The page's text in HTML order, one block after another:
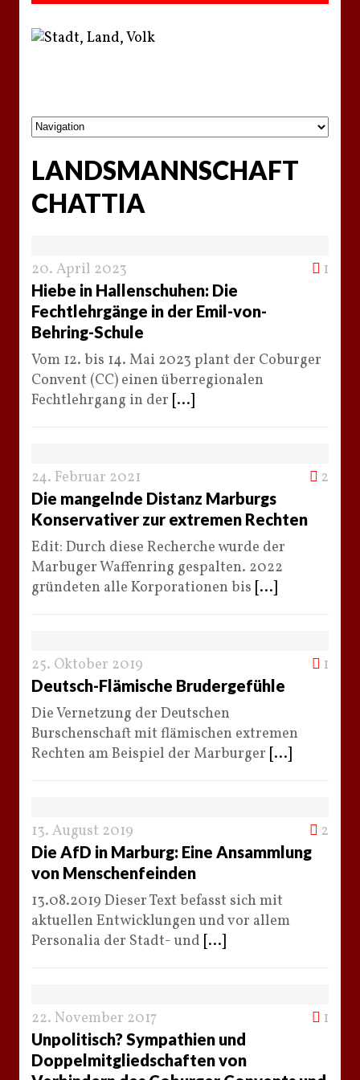
LANDSMANNSCHAFT
CHATTIA
20. April 2023 1
Hiebe in Hallenschuhen: Die
Fechtlehrgänge in der Emil-von-
Behring-Schule
Vom 12. bis 14. Mai 2023 plant der Coburger
Convent (CC) einen überregionalen
Fechtlehrgang in der [...]
24. Februar 2021 2
Die mangelnde Distanz Marburgs
Konservativer zur extremen Rechten
Edit: Durch diese Recherche wurde der
Marbuger Waffenring gespalten. 2022
gründeten alle Korporationen bis [...]
25. Oktober 2019 1
Deutsch-Flämische Brudergefühle
Die Vernetzung der Deutschen
Burschenschaft mit flämischen extremen
Rechten am Beispiel der Marburger [...]
13. August 2019 2
Die AfD in Marburg: Eine Ansammlung
von Menschenfeinden
13.08.2019 Dieser Text befasst sich mit
aktuellen Entwicklungen und vor allem
Personalia der Stadt- und [...]
22. November 2017 1
Unpolitisch? Sympathien und
Doppelmitgliedschaften von